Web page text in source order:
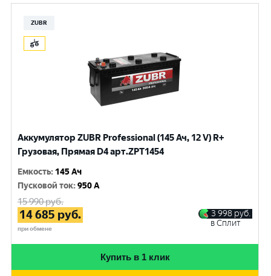
ZUBR
Аккумулятор ZUBR Professional (145 Ач, 12 V) R+
Грузовая, Прямая D4 арт.ZPT1454
Емкость: 145 Ач
Пусковой ток:950 A
15 990руб.
14 685 руб.
при обмене
3 998 руб.
в Сплит
Купить в 1 клик